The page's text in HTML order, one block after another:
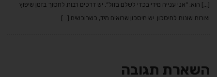
[…] הוא: ״אני ענייה מידי בכדי לשלם בזול״. יש דרכים רבות לחסוך בזמן שיפוץ
וצורות שונות לחיסכון. יש חיסכון שרואים מיד, כשרוכשים […]
השארת תגובה